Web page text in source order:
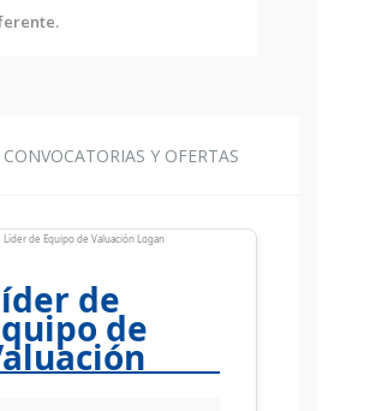
CONVOCATORIAS Y OFERTAS
de
de